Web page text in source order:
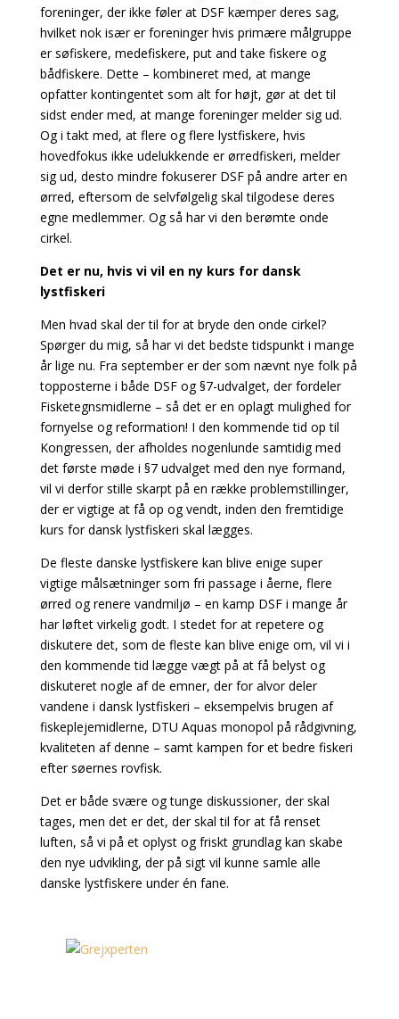
foreninger, der ikke føler at DSF kæmper deres sag,
hvilket nok især er foreninger hvis primære målgruppe
er søfiskere, medefiskere, put and take fiskere og
bådfiskere. Dette – kombineret med, at mange
opfatter kontingentet som alt for højt, gør at det til
sidst ender med, at mange foreninger melder sig ud.
Og i takt med, at flere og flere lystfiskere, hvis
hovedfokus ikke udelukkende er ørredfiskeri, melder
sig ud, desto mindre fokuserer DSF på andre arter en
ørred, eftersom de selvfølgelig skal tilgodese deres
egne medlemmer. Og så har vi den berømte onde
cirkel.
Det er nu, hvis vi vil en ny kurs for dansk
lystfiskeri
Men hvad skal der til for at bryde den onde cirkel?
Spørger du mig, så har vi det bedste tidspunkt i mange
år lige nu. Fra september er der som nævnt nye folk på
topposterne i både DSF og §7-udvalget, der fordeler
Fisketegnsmidlerne – så det er en oplagt mulighed for
fornyelse og reformation! I den kommende tid op til
Kongressen, der afholdes nogenlunde samtidig med
det første møde i §7 udvalget med den nye formand,
vil vi derfor stille skarpt på en række problemstillinger,
der er vigtige at få op og vendt, inden den fremtidige
kurs for dansk lystfiskeri skal lægges.
De fleste danske lystfiskere kan blive enige super
vigtige målsætninger som fri passage i åerne, flere
ørred og renere vandmiljø – en kamp DSF i mange år
har løftet virkelig godt. I stedet for at repetere og
diskutere det, som de fleste kan blive enige om, vil vi i
den kommende tid lægge vægt på at få belyst og
diskuteret nogle af de emner, der for alvor deler
vandene i dansk lystfiskeri – eksempelvis brugen af
fiskeplejemidlerne, DTU Aquas monopol på rådgivning,
kvaliteten af denne – samt kampen for et bedre fiskeri
efter søernes rovfisk.
Det er både svære og tunge diskussioner, der skal
tages, men det er det, der skal til for at få renset
luften, så vi på et oplyst og friskt grundlag kan skabe
den nye udvikling, der på sigt vil kunne samle alle
danske lystfiskere under én fane.